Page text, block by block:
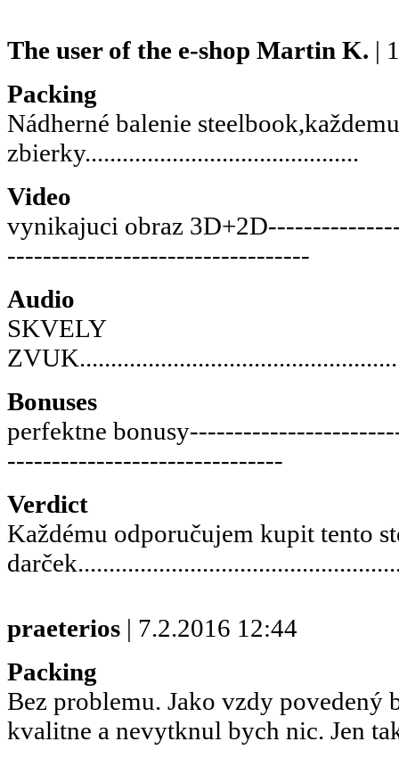
The user of the e-shop Martin K. |
Packing
Nádherné balenie
zbierky............................................
Video
vynikajuci obraz
----------------------------------
Audio
SKVELY
Bonuses
perfektne
-------------------------------
Verdict
Každému odporučujem kupit tento
praeterios | 7.2.2016 12:44
Packing
Bez problemu. Jako vzdy povedený
kvalitne a nevytknul bych nic. Jen